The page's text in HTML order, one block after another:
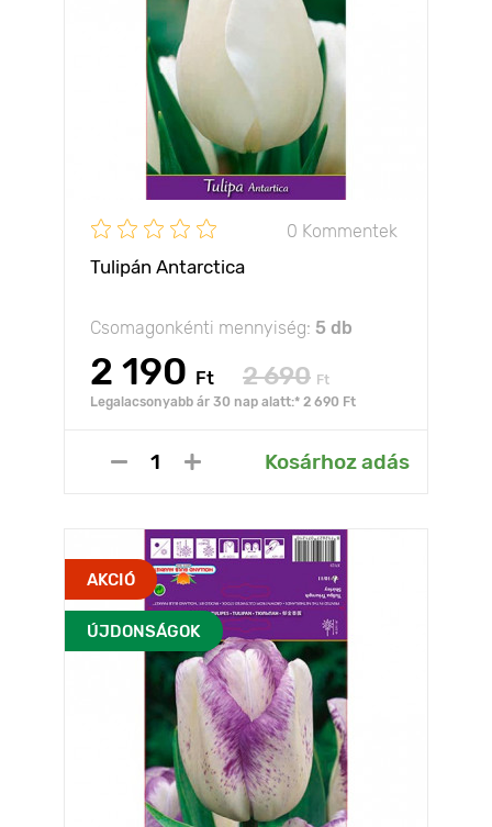
0 Kommentek
Tulipán Antarctica
Csomagonkénti mennyiség: 5 db
2 190 Ft 2 690 Ft
Legalacsonyabb ár 30 nap alatt:* 2 690 Ft
Kosárhoz adás
AKCIÓ
ÚJDONSÁGOK